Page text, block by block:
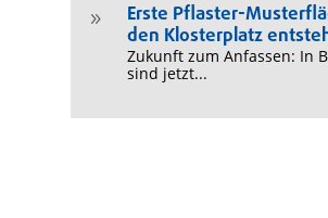
9
Erste Pflaster-
den Klosterplatz
Zukunft zum Anfassen: In
sind jetzt...